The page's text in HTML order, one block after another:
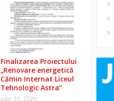
Finalizarea Proiectului
„Renovare energetică
Cămin Internat Liceul
Tehnologic Astra”
iulie 30, 2026